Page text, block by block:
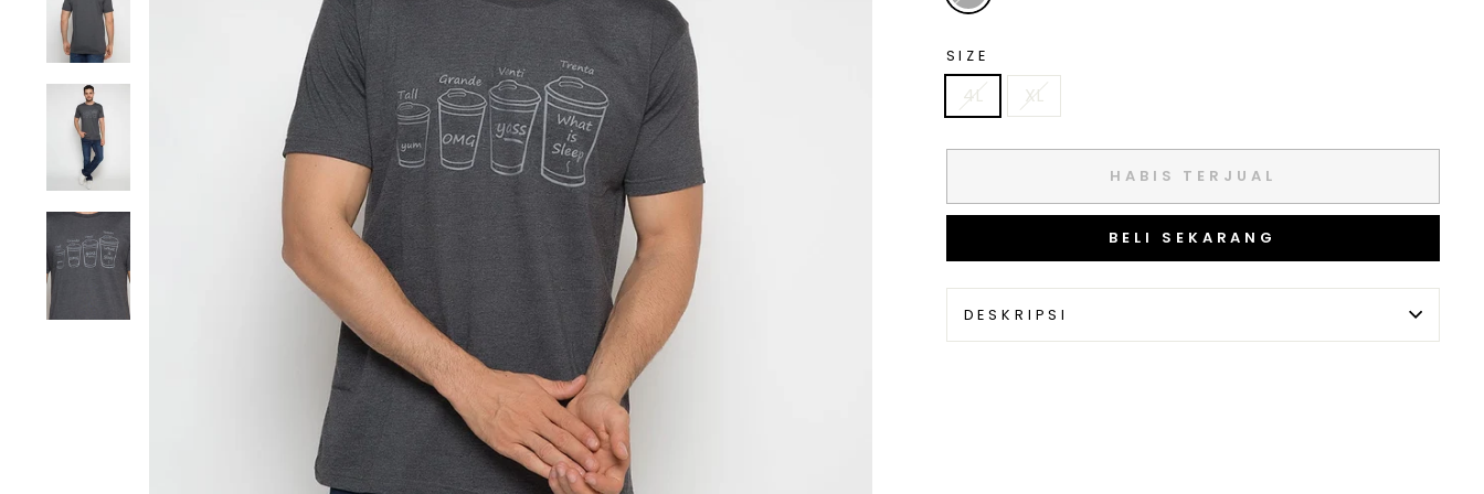
SIZE
4L XL
HABIS TERJUAL
BELI SEKARANG
DESKRIPSI